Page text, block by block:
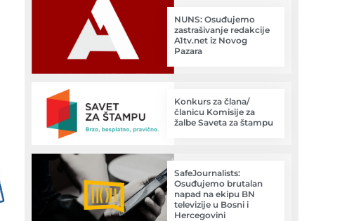
NUNS: Osuđujemo
zastrašivanje redakcije
A1tv.net iz Novog
Pazara
Konkurs za člana/
članicu Komisije za
žalbe Saveta za štampu
SafeJournalists:
Osuđujemo brutalan
napad na ekipu BN
televizije u Bosni i
Hercegovini